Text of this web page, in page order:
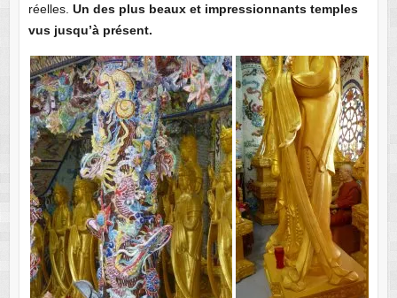
réelles. Un des plus beaux et impressionnants temples
vus jusqu’à présent.